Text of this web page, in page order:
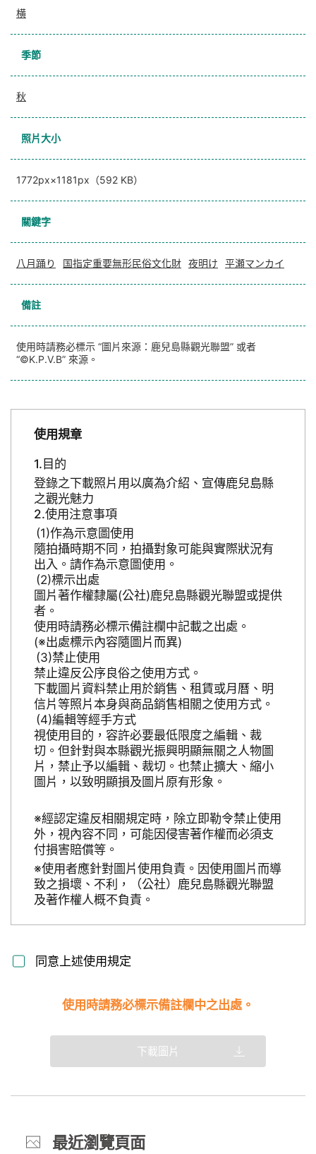
横
季節
秋
照片大小
1772px×1181px（592 KB）
關鍵字
八月踊り 国指定重要無形民俗文化財 夜明け 平瀬マンカイ
備註
使用時請務必標示 “圖片來源：鹿兒島縣觀光聯盟” 或者
“©K.P.V.B” 來源。
使用規章
目的
登錄之下載照片用以廣為介紹、宣傳鹿兒島縣
之觀光魅力
使用注意事項
作為示意圖使用
隨拍攝時期不同，拍攝對象可能與實際狀況有
出入。請作為示意圖使用。
標示出處
圖片著作權隸屬(公社)鹿兒島縣觀光聯盟或提供
者。
使用時請務必標示備註欄中記載之出處。
(※出處標示內容隨圖片而異)
禁止使用
禁止違反公序良俗之使用方式。
下載圖片資料禁止用於銷售、租賃或月曆、明
信片等照片本身與商品銷售相關之使用方式。
編輯等經手方式
視使用目的，容許必要最低限度之編輯、裁
切。但針對與本縣觀光振興明顯無關之人物圖
片，禁止予以編輯、裁切。也禁止擴大、縮小
圖片，以致明顯損及圖片原有形象。
※經認定違反相關規定時，除立即勒令禁止使用
外，視內容不同，可能因侵害著作權而必須支
付損害賠償等。
※使用者應針對圖片使用負責。因使用圖片而導
致之損壞、不利，（公社）鹿兒島縣觀光聯盟
及著作權人概不負責。
同意上述使用規定
使用時請務必標示備註欄中之出處。
下載圖片
最近瀏覽頁面